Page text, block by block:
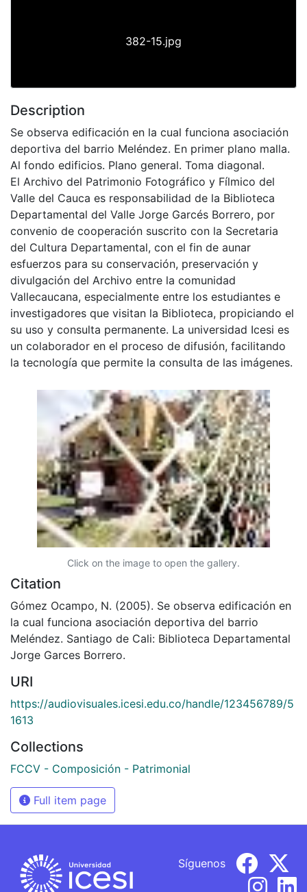
382-15.jpg
Description
Se observa edificación en la cual funciona asociación
deportiva del barrio Meléndez. En primer plano malla.
Al fondo edificios. Plano general. Toma diagonal.
El Archivo del Patrimonio Fotográfico y Fílmico del
Valle del Cauca es responsabilidad de la Biblioteca
Departamental del Valle Jorge Garcés Borrero, por
convenio de cooperación suscrito con la Secretaria
del Cultura Departamental, con el fin de aunar
esfuerzos para su conservación, preservación y
divulgación del Archivo entre la comunidad
Vallecaucana, especialmente entre los estudiantes e
investigadores que visitan la Biblioteca, propiciando el
su uso y consulta permanente. La universidad Icesi es
un colaborador en el proceso de difusión, facilitando
la tecnología que permite la consulta de las imágenes.
Click on the image to open the gallery.
Citation
Gómez Ocampo, N. (2005). Se observa edificación en
la cual funciona asociación deportiva del barrio
Meléndez. Santiago de Cali: Biblioteca Departamental
Jorge Garces Borrero.
URI
https://audiovisuales.icesi.edu.co/handle/123456789/5
1613
Collections
FCCV - Composición - Patrimonial
Full item page
Síguenos